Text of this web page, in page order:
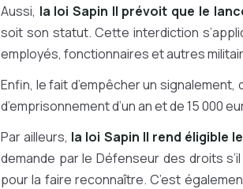
Aussi, la loi Sapin II prévoit que le
soit son statut. Cette interdiction
employés, fonctionnaires et autres
Enfin, le fait d’empêcher un
d’emprisonnement d’un an et de 15 000
Par ailleurs, la loi Sapin II rend éligible
demande par le Défenseur des droits
pour la faire reconnaître. C’est